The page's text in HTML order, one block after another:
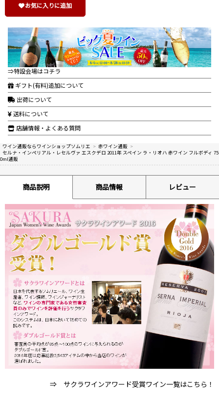
お気に入りに追加
⇒特設会場はコチラ
ギフト(有料)追加について
出荷について
送料について
店舗情報・よくある質問
ワイン通販ならワインショップソムリエ > 赤ワイン通販 >
セルナ・インペリアル・レセルヴァ エスクデロ 2011年 スペイン ラ・リオハ 赤ワイン フルボディ 75
0ml通販
商品説明 商品情報 レビュー
⇒ サクラワインアワード受賞ワイン一覧はこちら！